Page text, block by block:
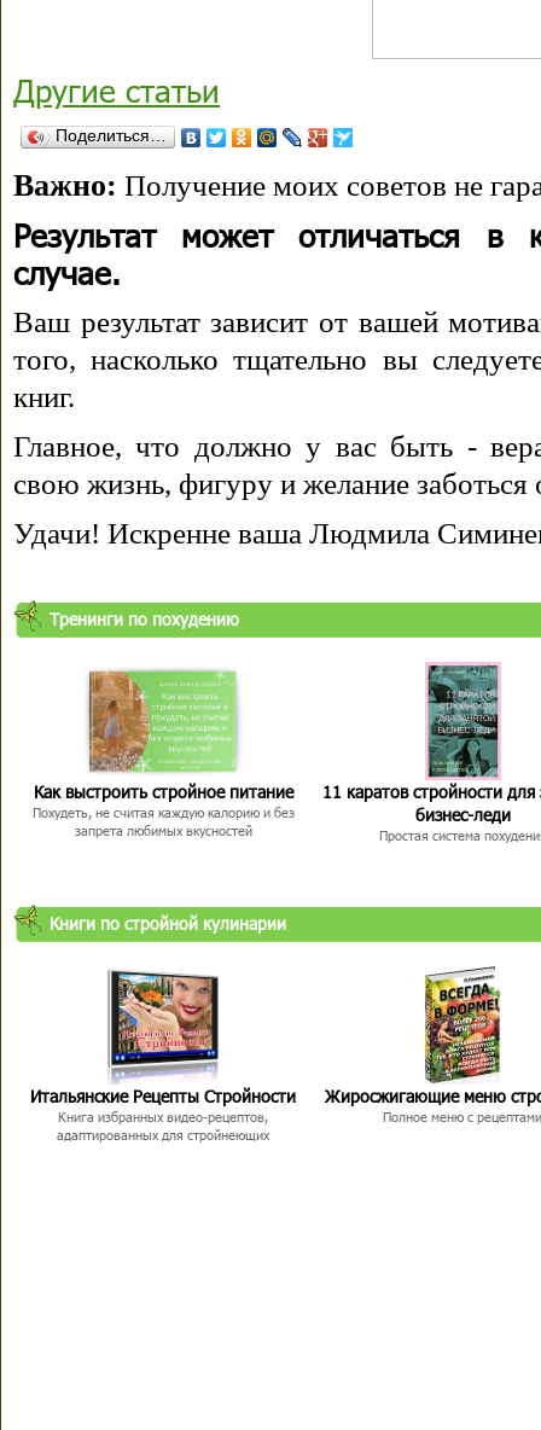
Другие статьи
Поделиться…
Важно: Получение моих советов не
Результат может отличаться в
случае.
Ваш результат зависит от вашей
того, насколько тщательно вы
книг.
Главное, что должно у вас быть -
свою жизнь, фигуру и желание заботься
Удачи! Искренне ваша Людмила
Тренинги по похудению
Как выстроить стройное питание
Похудеть, не считая каждую калорию и без
запрета любимых вкусностей
11 каратов стройности для
бизнес-леди
Простая система
Книги по стройной кулинарии
Итальянские Рецепты Стройности
Книга избранных видео-рецептов,
адаптированных для стройнеющих
Жиросжигающие меню
Полное меню с рецептами